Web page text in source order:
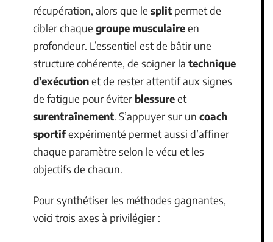
récupération, alors que le split permet de
cibler chaque groupe musculaireen
profondeur. L’essentiel est de bâtir une
structure cohérente, de soigner la technique
d’exécutionet de rester attentif aux signes
de fatigue pour éviter blessureet
surentraînement. S’appuyer sur un coach
sportifexpérimenté permet aussi d’affiner
chaque paramètre selon le vécu et les
objectifs de chacun.
Pour synthétiser les méthodes gagnantes,
voici trois axes à privilégier :